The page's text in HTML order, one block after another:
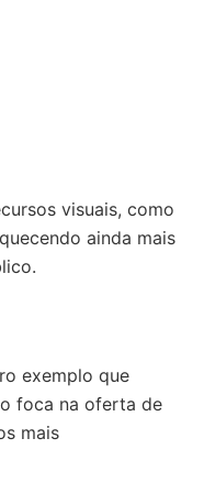
visuais, como
ainda mais
exemplo que
foca na oferta de
mais